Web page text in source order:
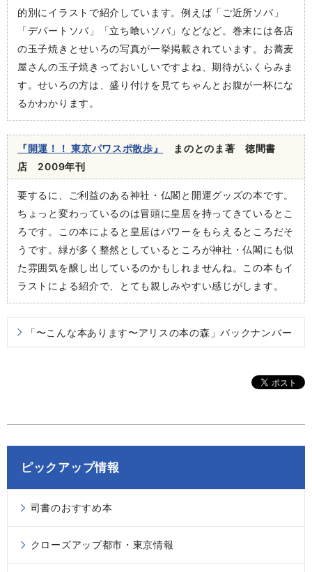
的別にイラストで紹介しています。例えば「ご近所ソバ」
「デパートソバ」「立ち喰いソバ」などなど。巻末には各店
の玉子焼きとせいろの写真が一挙掲載されています。お蕎麦
屋さんの玉子焼きっておいしいですよね、期待がふくらみま
す。せいろの方は、盛り付けを見てちゃんとお腹が一杯にな
るかわかります。
『開運！！ 東京パワスポ散歩』
まのとのま著 徳間書
店 2009年刊
要するに、ご利益のある神社・仏閣と開運グッズの本です。
ちょっと変わっているのは冒頭に皇居を持ってきているとこ
ろです。この本によると皇居はパワーをもらえるところだそ
うです。緑が多く整然としているところが神社・仏閣にも似
た雰囲気を醸し出しているのかもしれませんね。この本もイ
ラストによる紹介で、とても親しみやすい感じがします。
「〜こんな本あります〜アリスの本の森」バックナンバー
ピックアップ情報
司書のおすすめ本
クローズアップ都市・東京情報